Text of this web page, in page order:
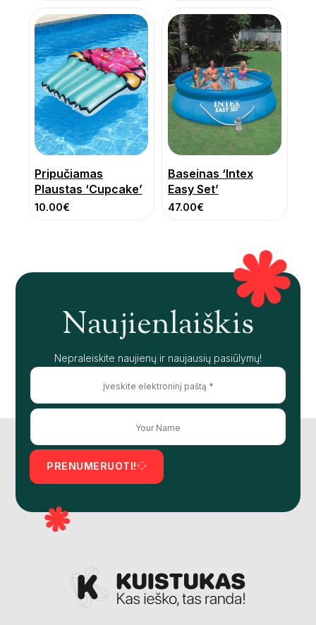
Pripučiamas
Plaustas ‘Cupcake’
10.00€
Baseinas ‘Intex
Easy Set’
47.00€
Naujienlaiškis
Nepraleiskite naujienų ir naujausių pasiūlymų!
PRENUMERUOTI!